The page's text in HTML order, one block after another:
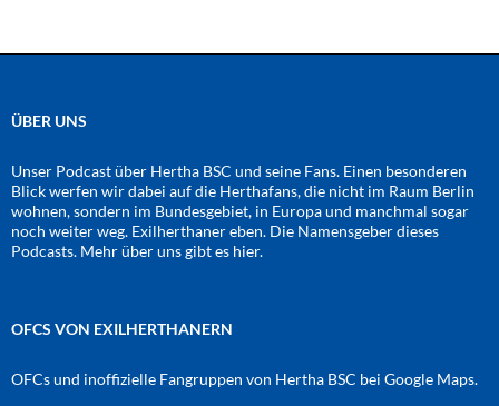
ÜBER UNS
Unser Podcast über Hertha BSC und seine Fans. Einen besonderen
Blick werfen wir dabei auf die Herthafans, die nicht im Raum Berlin
wohnen, sondern im Bundesgebiet, in Europa und manchmal sogar
noch weiter weg. Exilherthaner eben. Die Namensgeber dieses
Podcasts. Mehr über uns gibt es hier.
OFCS VON EXILHERTHANERN
OFCs und inoffizielle Fangruppen von Hertha BSC bei Google Maps.